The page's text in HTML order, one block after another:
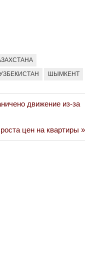
ШЫМКЕНТ
движение из-за
цен на квартиры